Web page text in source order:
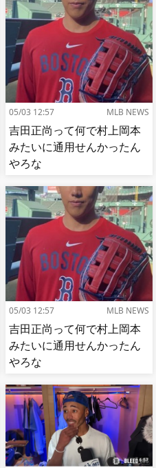
05/03 12:57 MLB NEWS
吉田正尚って何で村上岡本
みたいに通用せんかったん
やろな
05/03 12:57 MLB NEWS
吉田正尚って何で村上岡本
みたいに通用せんかったん
やろな